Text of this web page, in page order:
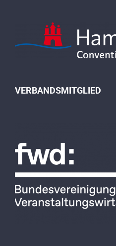
VERBANDSMITGLIED